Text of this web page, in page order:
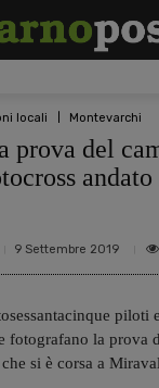
locali Montevarchi
prova del
andato
9 Settembre 2019
piloti
fotografano la prova
si è corsa a